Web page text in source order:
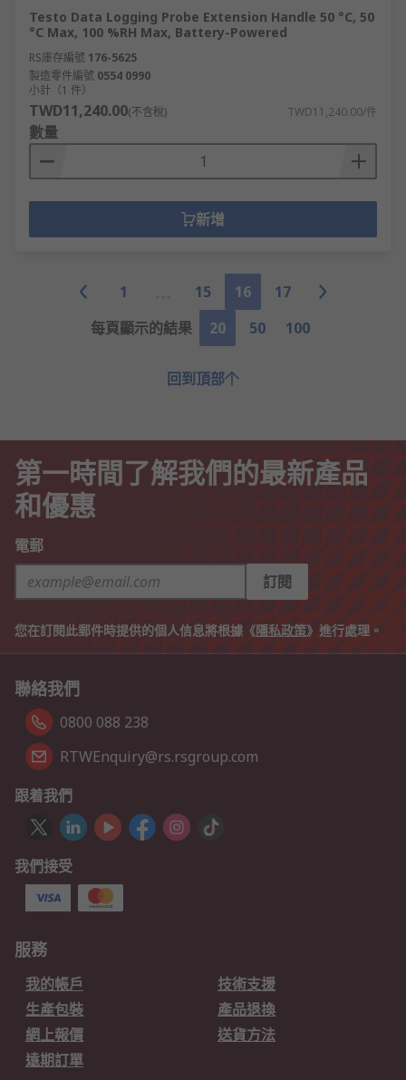
Testo Data Logging Probe Extension Handle 50 °C, 50
°C Max, 100 %RH Max, Battery-Powered
RS庫存編號 176-5625
製造零件編號 0554 0990
小計（1 件）
TWD11,240.00(不含稅) TWD11,240.00/件
數量
新增
1 15 16
17
每頁顯示的結果
20 50 100
回到頂部
第一時間了解我們的最新產品
和優惠
電郵
訂閱
您在訂閱此郵件時提供的個人信息將根據《隱私政策》進行處理。
聯絡我們
0800 088 238
RTWEnquiry@rs.rsgroup.com
跟着我們
我們接受
服務
我的帳戶
技術支援
生產包裝
產品退換
網上報價
送貨方法
遠期訂單